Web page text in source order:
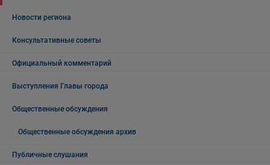
Новости региона
Консультативные советы
Официальный комментарий
Выступления Главы города
Общественные обсуждения
Общественные обсуждения архив
Публичные слушания